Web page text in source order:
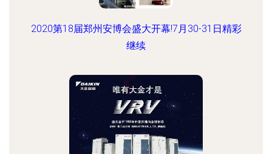
2020第18届郑州安博会盛大开幕!7月30-31日精彩
继续